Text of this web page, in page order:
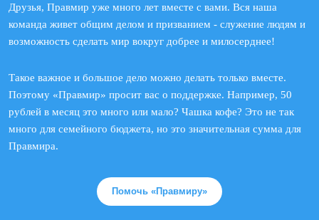
Друзья, Правмир уже много лет вместе с вами. Вся наша
команда живет общим делом и призванием - служение людям и
возможность сделать мир вокруг добрее и милосерднее!
Такое важное и большое дело можно делать только вместе.
Поэтому «Правмир» просит вас о поддержке. Например, 50
рублей в месяц это много или мало? Чашка кофе? Это не так
много для семейного бюджета, но это значительная сумма для
Правмира.
Помочь «Правмиру»